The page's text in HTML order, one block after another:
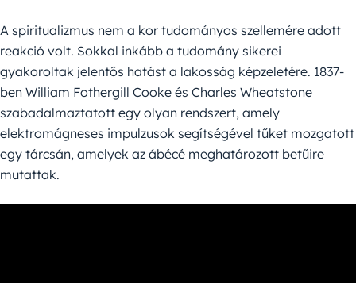
A spiritualizmus nem a kor tudományos szellemére adott
reakció volt. Sokkal inkább a tudomány sikerei
gyakoroltak jelentős hatást a lakosság képzeletére. 1837-
ben William Fothergill Cooke és Charles Wheatstone
szabadalmaztatott egy olyan rendszert, amely
elektromágneses impulzusok segítségével tűket mozgatott
egy tárcsán, amelyek az ábécé meghatározott betűire
mutattak.